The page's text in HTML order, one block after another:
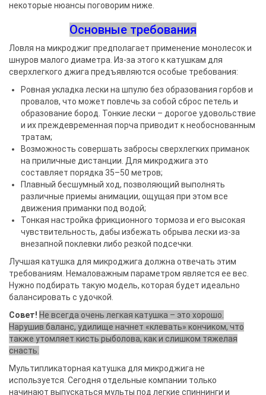
некоторые нюансы поговорим ниже.
Основные требования
Ловля на микроджиг предполагает применение монолесок и
шнуров малого диаметра. Из-за этого к катушкам для
сверхлегкого джига предъявляются особые требования:
Ровная укладка лески на шпулю без образования горбов и
провалов, что может повлечь за собой сброс петель и
образование бород. Тонкие лески – дорогое удовольствие
и их преждевременная порча приводит к необоснованным
тратам;
Возможность совершать забросы сверхлегких приманок
на приличные дистанции. Для микроджига это
составляет порядка 35–50 метров;
Плавный бесшумный ход, позволяющий выполнять
различные приемы анимации, ощущая при этом все
движения приманки под водой;
Тонкая настройка фрикционного тормоза и его высокая
чувствительность, дабы избежать обрыва лески из-за
внезапной поклевки либо резкой подсечки.
Лучшая катушка для микроджига должна отвечать этим
требованиям. Немаловажным параметром является ее вес.
Нужно подбирать такую модель, которая будет идеально
балансировать с удочкой.
Совет! Не всегда очень легкая катушка – это хорошо.
Нарушив баланс, удилище начнет «клевать» кончиком, что
также утомляет кисть рыболова, как и слишком тяжелая
снасть.
Мультипликаторная катушка для микроджига не
используется. Сегодня отдельные компании только
начинают выпускаться мульты под легкие спиннинги и